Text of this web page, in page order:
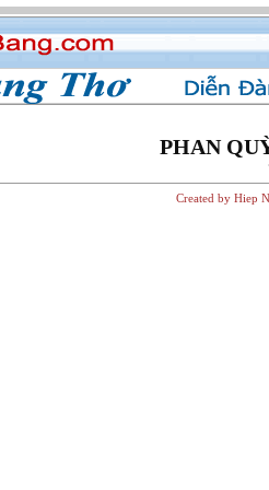
PHAN
Created by Hiep